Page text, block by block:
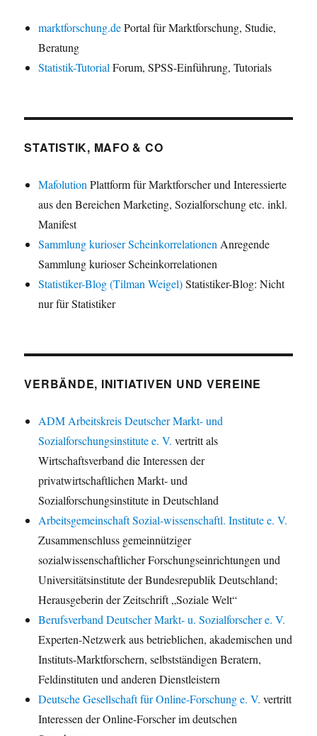
marktforschung.dePortal für Marktforschung, Studie,
Beratung
Statistik-Tutorial Forum, SPSS-Einführung, Tutorials
STATISTIK, MAFO & CO
Mafolution Plattform für Marktforscher und Interessierte
aus den Bereichen Marketing, Sozialforschung etc. inkl.
Manifest
Sammlung kurioser Scheinkorrelationen Anregende
Sammlung kurioser Scheinkorrelationen
Statistiker-Blog (Tilman Weigel)Statistiker-Blog: Nicht
nur für Statistiker
VERBÄNDE, INITIATIVEN UND VEREINE
ADM Arbeitskreis Deutscher Markt- und
Sozialforschungsinstitute e. V. vertritt als
Wirtschaftsverband die Interessen der
privatwirtschaftlichen Markt- und
Sozialforschungsinstitute in Deutschland
Arbeitsgemeinschaft Sozial-wissenschaftl. Institute e. V.
Zusammenschluss gemeinnütziger
sozialwissenschaftlicher Forschungseinrichtungen und
Universitätsinstitute der Bundesrepublik Deutschland;
Herausgeberin der Zeitschrift „Soziale Welt“
Berufsverband Deutscher Markt- u. Sozialforscher e. V.
Experten-Netzwerk aus betrieblichen, akademischen und
Instituts-Marktforschern, selbstständigen Beratern,
Feldinstituten und anderen Dienstleistern
Deutsche Gesellschaft für Online-Forschung e. V. vertritt
Interessen der Online-Forscher im deutschen